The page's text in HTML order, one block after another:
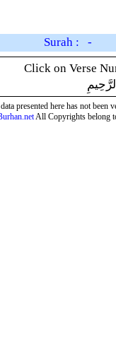
Surah : -
Click on Verse
presented here has not been
All Copyrights belong